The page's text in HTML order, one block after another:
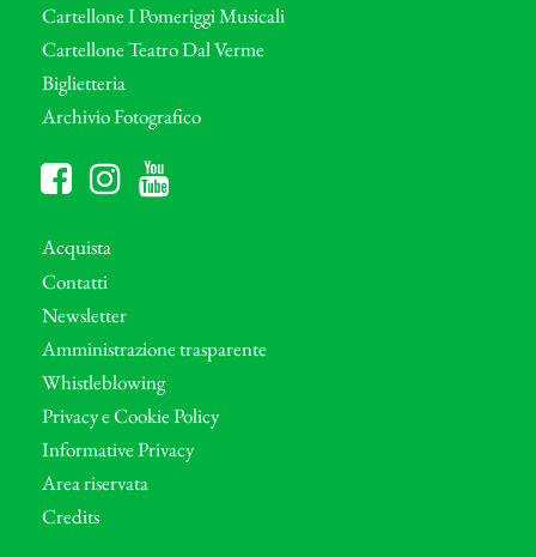
Cartellone I Pomeriggi Musicali
Cartellone Teatro Dal Verme
Biglietteria
Archivio Fotografico
Acquista
Contatti
Newsletter
Amministrazione trasparente
Whistleblowing
Privacy e Cookie Policy
Informative Privacy
Area riservata
Credits